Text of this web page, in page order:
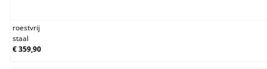
roestvrij
staal
€ 359,90